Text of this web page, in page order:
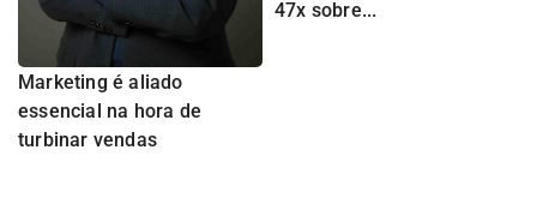
Marketing é aliado
essencial na hora de
turbinar vendas
47x sobre...